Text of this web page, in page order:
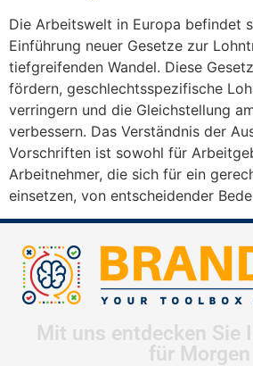
Die Arbeitswelt in Europa befindet
Einführung neuer Gesetze zur
tiefgreifenden Wandel. Diese
fördern, geschlechtsspezifische
verringern und die Gleichstellung
verbessern. Das Verständnis der
Vorschriften ist sowohl für
Arbeitnehmer, die sich für ein
einsetzen, von entscheidender
Mit uns entdecken Sie
für Morgen